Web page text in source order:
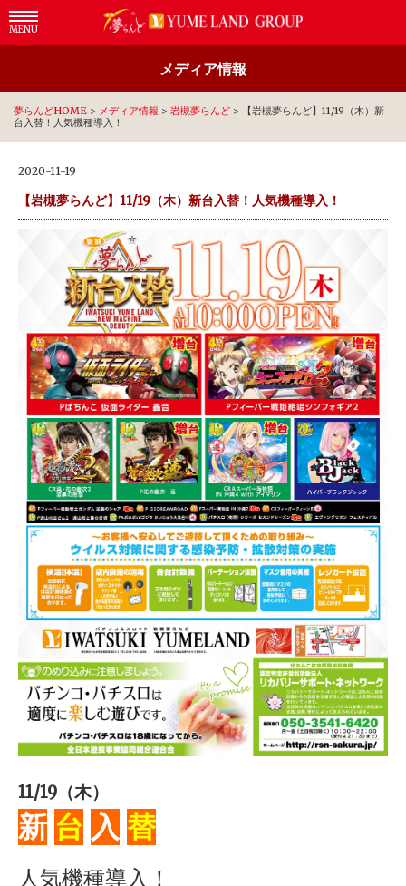
MENU
メディア情報
夢らんどHOME > メディア情報 > 岩槻夢らんど >
【岩槻夢らんど】11/19（木）新
台入替！人気機種導入！
2020-11-19
【岩槻夢らんど】11/19（木）新台入替！人気機種導入！
11/19（木）
新 台 入 替
人気機種導入！